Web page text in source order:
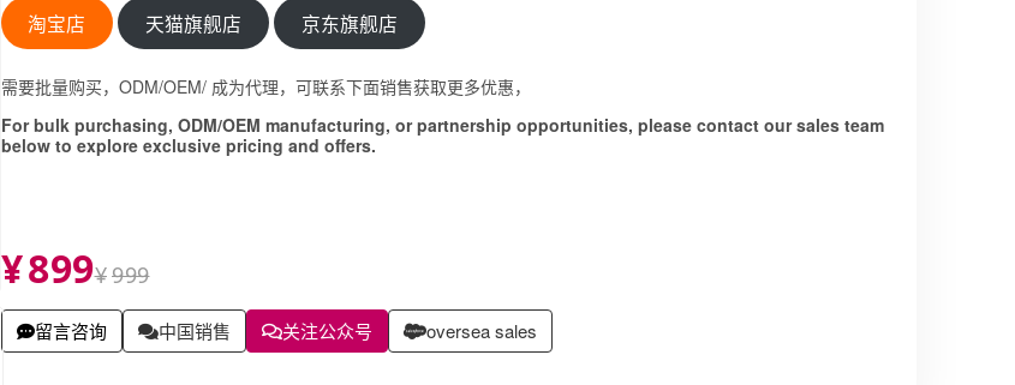
淘宝店 天猫旗舰店 京东旗舰店
需要批量购买，ODM/OEM/ 成为代理，可联系下面销售获取更多优惠，
For bulk purchasing, ODM/OEM manufacturing, or partnership opportunities, please contact our sales team
below to explore exclusive pricing and offers.
¥899¥999
留言咨询 中国销售 关注公众号 oversea sales